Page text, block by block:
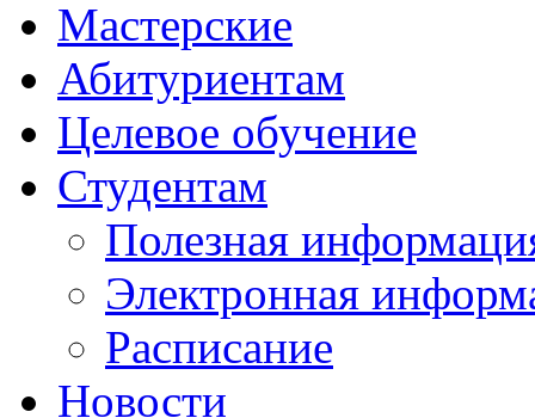
Мастерские
Абитуриентам
Целевое обучение
Студентам
Полезная
Электронная
Расписание
Новости